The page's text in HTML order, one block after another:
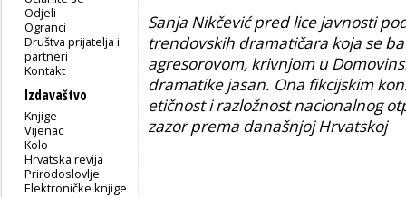
Odjeli
Ogranci
Društva prijatelja i
partneri
Kontakt
Izdavaštvo
Knjige
Vijenac
Kolo
Hrvatska revija
Prirodoslovlje
Elektroničke knjige
Sanja Nikčević pred lice javnosti
trendovskih dramatičara koja se
agresorovom, krivnjom u
dramatike jasan. Ona fikcijskim
etičnost i razložnost nacionalnog
zazor prema današnjoj Hrvatskoj